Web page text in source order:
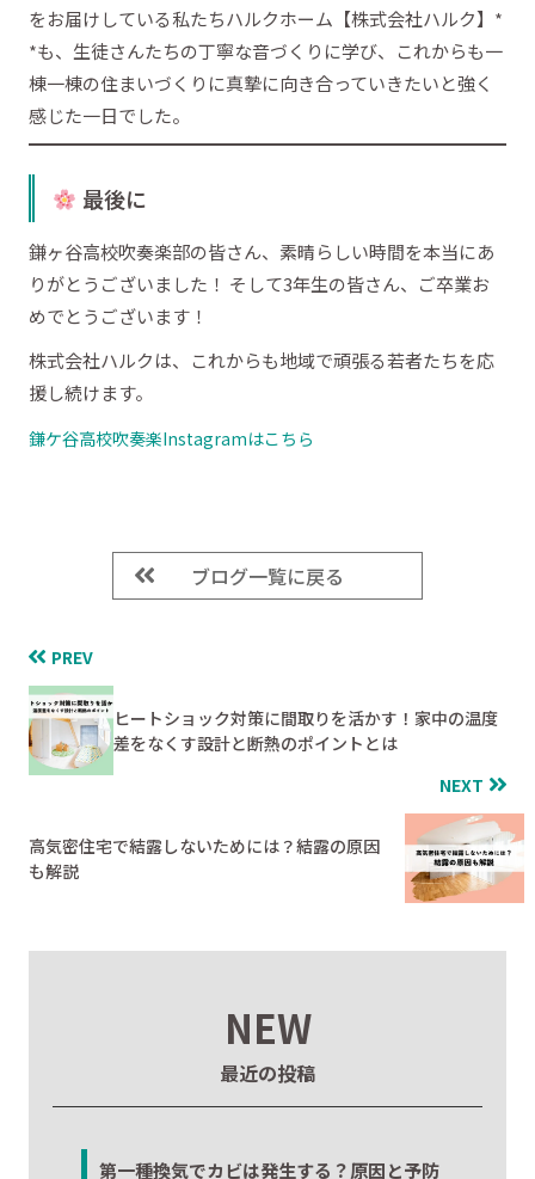
をお届けしている私たちハルクホーム【株式会社ハルク】*
*も、生徒さんたちの丁寧な音づくりに学び、これからも一
棟一棟の住まいづくりに真摯に向き合っていきたいと強く
感じた一日でした。
最後に
鎌ヶ谷高校吹奏楽部の皆さん、素晴らしい時間を本当にあ
りがとうございました！ そして3年生の皆さん、ご卒業お
めでとうございます！
株式会社ハルクは、これからも地域で頑張る若者たちを応
援し続けます。
鎌ケ谷高校吹奏楽Instagramはこちら
ブログ一覧に戻る
PREV
ヒートショック対策に間取りを活かす！家中の温度
差をなくす設計と断熱のポイントとは
NEXT
高気密住宅で結露しないためには？結露の原因
も解説
NEW
最近の投稿
第一種換気でカビは発生する？原因と予防